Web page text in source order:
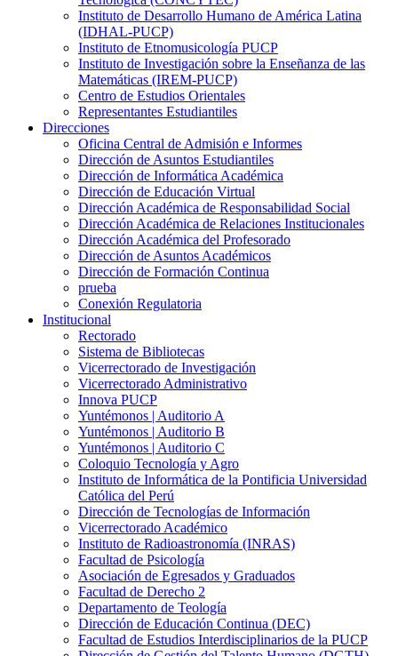
Instituto de Desarrollo Humano de América Latina
(IDHAL-PUCP)
Instituto de Etnomusicología PUCP
Instituto de Investigación sobre la Enseñanza de las
Matemáticas (IREM-PUCP)
Centro de Estudios Orientales
Representantes Estudiantiles
Direcciones
Oficina Central de Admisión e Informes
Dirección de Asuntos Estudiantiles
Dirección de Informática Académica
Dirección de Educación Virtual
Dirección Académica de Responsabilidad Social
Dirección Académica de Relaciones Institucionales
Dirección Académica del Profesorado
Dirección de Asuntos Académicos
Dirección de Formación Continua
prueba
Conexión Regulatoria
Institucional
Rectorado
Sistema de Bibliotecas
Vicerrectorado de Investigación
Vicerrectorado Administrativo
Innova PUCP
Yuntémonos | Auditorio A
Yuntémonos | Auditorio B
Yuntémonos | Auditorio C
Coloquio Tecnología y Agro
Instituto de Informática de la Pontificia Universidad
Católica del Perú
Dirección de Tecnologías de Información
Vicerrectorado Académico
Instituto de Radioastronomía (INRAS)
Facultad de Psicología
Asociación de Egresados y Graduados
Facultad de Derecho 2
Departamento de Teología
Dirección de Educación Continua (DEC)
Facultad de Estudios Interdisciplinarios de la PUCP